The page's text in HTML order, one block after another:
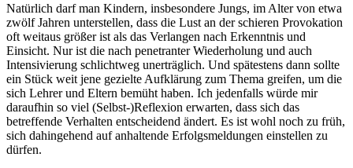
Natürlich darf man Kindern, insbesondere Jungs, im Alter von etwa
zwölf Jahren unterstellen, dass die Lust an der schieren Provokation
oft weitaus größer ist als das Verlangen nach Erkenntnis und
Einsicht. Nur ist die nach penetranter Wiederholung und auch
Intensivierung schlichtweg unerträglich. Und spätestens dann sollte
ein Stück weit jene gezielte Aufklärung zum Thema greifen, um die
sich Lehrer und Eltern bemüht haben. Ich jedenfalls würde mir
daraufhin so viel (Selbst-)Reflexion erwarten, dass sich das
betreffende Verhalten entscheidend ändert. Es ist wohl noch zu früh,
sich dahingehend auf anhaltende Erfolgsmeldungen einstellen zu
dürfen.